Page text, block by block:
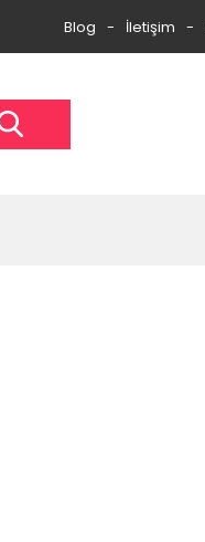
Blog İletişim